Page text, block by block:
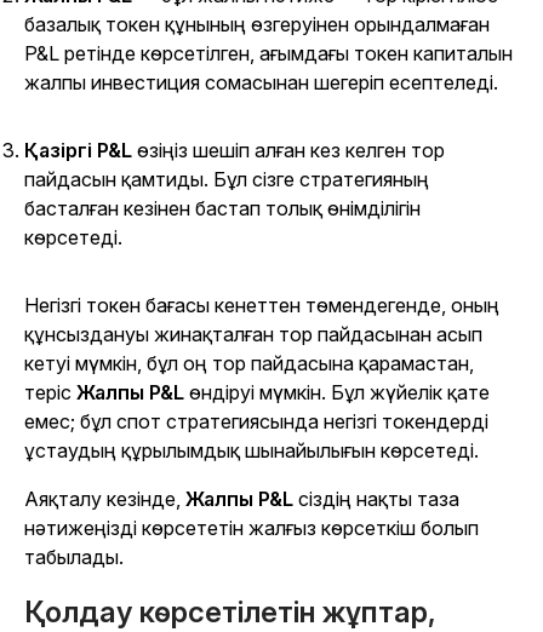
базалық токен құнының өзгеруінен орындалмаған
P&L ретінде көрсетілген, ағымдағы токен капиталын
жалпы инвестиция сомасынан шегеріп есептеледі.
Қазіргі P&L өзіңіз шешіп алған кез келген тор
пайдасын қамтиды. Бұл сізге стратегияның
басталған кезінен бастап толық өнімділігін
көрсетеді.
Негізгі токен бағасы кенеттен төмендегенде, оның
құнсыздануы жинақталған тор пайдасынан асып
кетуі мүмкін, бұл оң тор пайдасына қарамастан,
теріс Жалпы P&L өндіруі мүмкін. Бұл жүйелік қате
емес; бұл спот стратегиясында негізгі токендерді
ұстаудың құрылымдық шынайылығын көрсетеді.
Аяқталу кезінде, Жалпы P&L сіздің нақты таза
нәтижеңізді көрсететін жалғыз көрсеткіш болып
табылады.
Қолдау көрсетілетін жұптар,